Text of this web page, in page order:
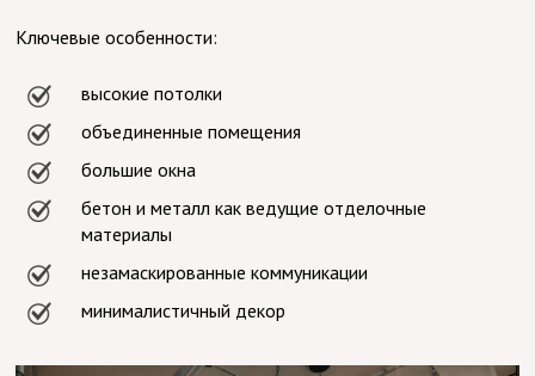
Ключевые особенности:
высокие потолки
объединенные помещения
большие окна
бетон и металл как ведущие отделочные
материалы
незамаскированные коммуникации
минималистичный декор